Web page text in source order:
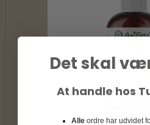
Det skal
At handle hos
Alle ordre har udvidet